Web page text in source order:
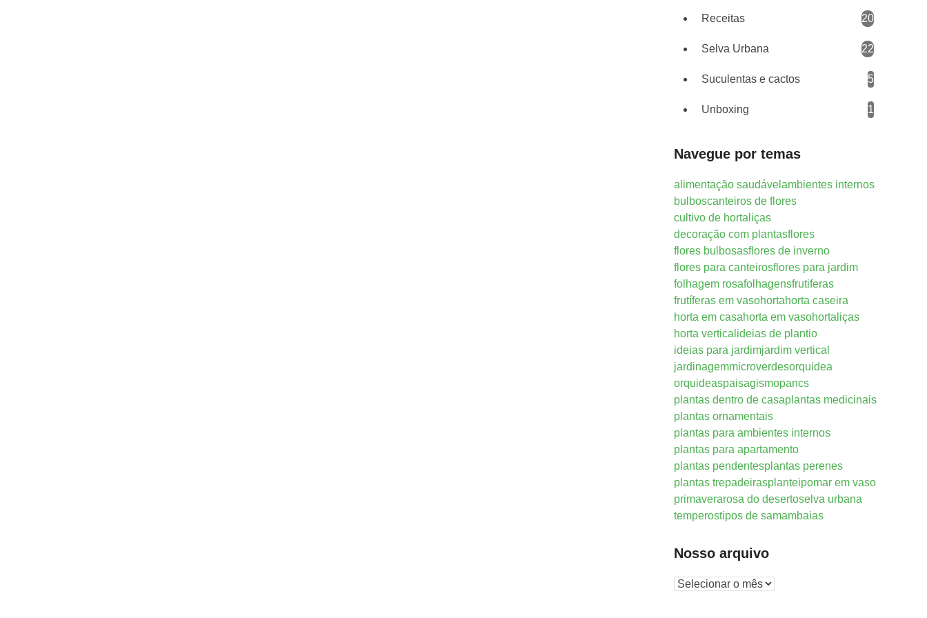
Receitas 20
Selva Urbana 22
Suculentas e cactos 5
Unboxing 1
Navegue por temas
alimentação saudável ambientes internos
bulboscanteiros de flores
cultivo de hortaliças
decoração com plantasflores
flores bulbosasflores de inverno
flores para canteirosflores para jardim
folhagem rosafolhagensfrutiferas
frutíferas em vasohortahorta caseira
horta em casahorta em vasohortaliças
horta vertical ideias de plantio
ideias para jardimjardim vertical
jardinagemmicroverdesorquidea
orquideaspaisagismopancs
plantas dentro de casaplantas medicinais
plantas ornamentais
plantas para ambientes internos
plantas para apartamento
plantas pendentesplantas perenes
plantas trepadeirasplanteipomar em vaso
primaverarosa do desertoselva urbana
temperostipos de samambaias
Nosso arquivo
Nosso